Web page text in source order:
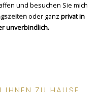
und besuchen Sie mich
oder ganz privat in
unverbindlich.